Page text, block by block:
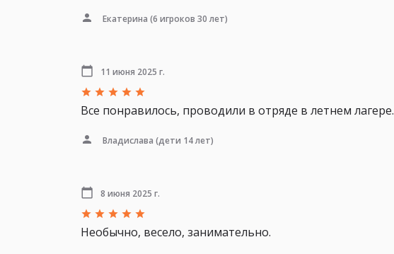
Екатерина (6 игроков 30 лет)
11 июня 2025 г.
Все понравилось, проводили в отряде в летнем лагере.
Владислава (дети 14 лет)
8 июня 2025 г.
Необычно, весело, занимательно.